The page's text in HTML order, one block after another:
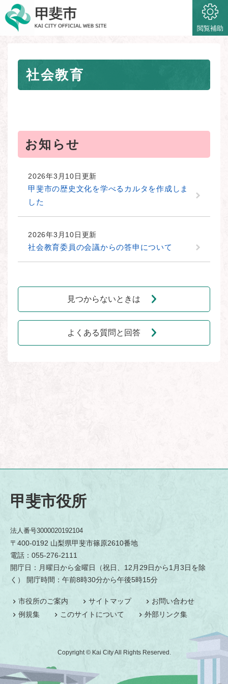
ー
メニューを飛ばして本文へ
閲覧補助
社会教育
お知らせ
2026年3月10日更新
甲斐市の歴史文化を学べるカルタを作成しま
した
2026年3月10日更新
社会教育委員の会議からの答申について
見つからないときは
よくある質問と回答
甲斐市役所
法人番号3000020192104
〒400-0192 山梨県甲斐市篠原2610番地
電話：055-276-2111
開庁日：月曜日から金曜日（祝日、12月29日から1月3日を除
く） 開庁時間：午前8時30分から午後5時15分
市役所のご案内 サイトマップ
お問い合わせ
例規集
このサイトについて 外部リンク集
Copyright © Kai City All Rights Reserved.